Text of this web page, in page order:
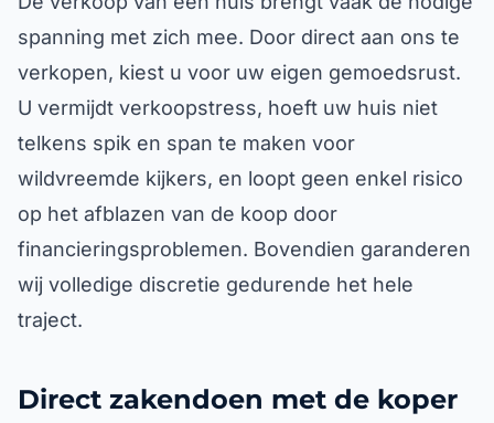
spanning met zich mee. Door direct aan ons te
verkopen, kiest u voor uw eigen gemoedsrust.
U vermijdt verkoopstress, hoeft uw huis niet
telkens spik en span te maken voor
wildvreemde kijkers, en loopt geen enkel risico
op het afblazen van de koop door
financieringsproblemen. Bovendien garanderen
wij volledige discretie gedurende het hele
traject.
Direct zakendoen met de koper